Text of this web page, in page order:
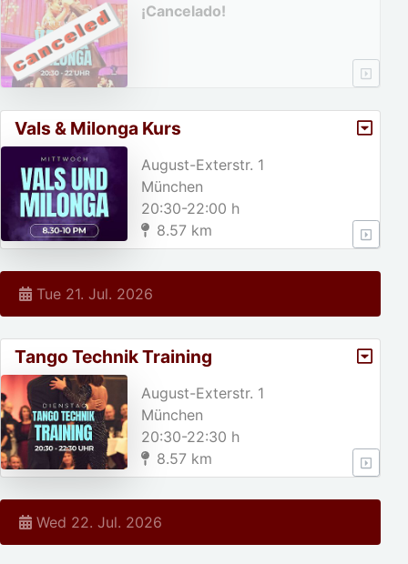
¡Cancelado!
Vals & Milonga Kurs
August-Exterstr. 1
München
20:30-22:00 h
8.57 km
Tue 21. Jul. 2026
Tango Technik Training
August-Exterstr. 1
München
20:30-22:30 h
8.57 km
Wed 22. Jul. 2026